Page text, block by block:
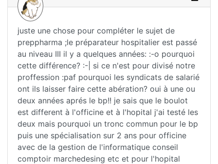
juste une chose pour compléter le sujet de
preppharma ;le préparateur hospitalier est passé
au niveau III il y a quelques années: :-o pourquoi
cette différence? :-| si ce n'est pour divisé notre
proffession :paf pourquoi les syndicats de salarié
ont ils laisser faire cette abération? oui à une ou
deux années aprés le bp!! je sais que le boulot
est different à l'officine et à l'hopital j'ai testé les
deux mais pourquoi un tronc commun pour le bp
puis une spécialisation sur 2 ans pour officine
avec de la gestion de l'informatique conseil
comptoir marchedesing etc et pour l'hopital